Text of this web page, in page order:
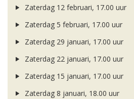
Zaterdag 12 februari, 17.00 uur
Zaterdag 5 februari, 17.00 uur
Zaterdag 29 januari, 17.00 uur
Zaterdag 22 januari, 17.00 uur
Zaterdag 15 januari, 17.00 uur
Zaterdag 8 januari, 18.00 uur